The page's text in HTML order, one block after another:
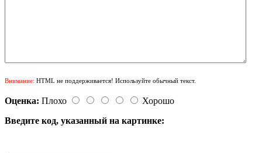
Внимание: HTML не поддерживается! Используйте обычный текст.
Оценка: Плохо
Хорошо
Введите код, указанный на картинке: